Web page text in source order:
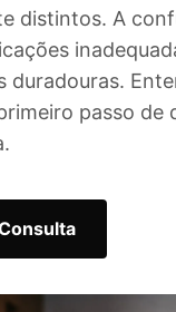
distintos. A
duradouras.
passo de